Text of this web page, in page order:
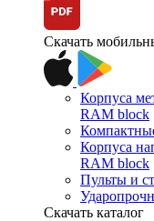
Скачать
Корпуса
RAM block
Корпуса
RAM block
Пульты и
Скачать каталог